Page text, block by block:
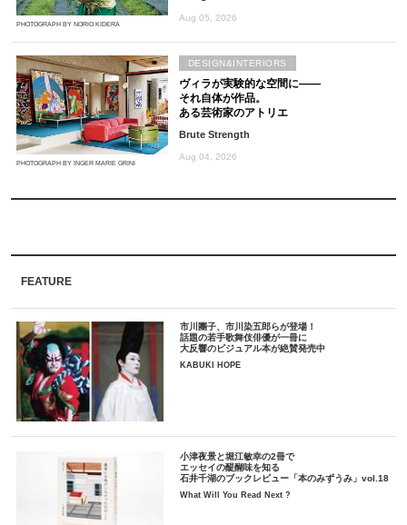
PHOTOGRAPH BY NORIO KIDERA
Aug 05, 2026
PHOTOGRAPH BY INGER MARIE GRINI
ヴィラが実験的な空間に――
それ自体が作品。
ある芸術家のアトリエ
Brute Strength
Aug 04, 2026
DESIGN&INTERIORS
FEATURE
市川團子、市川染五郎らが登場！
話題の若手歌舞伎俳優が一冊に
大反響のビジュアル本が絶賛発売中
KABUKI HOPE
小津夜景と堀江敏幸の2冊で
エッセイの醍醐味を知る
石井千湖のブックレビュー「本のみずうみ」vol.18
What Will You Read Next ?